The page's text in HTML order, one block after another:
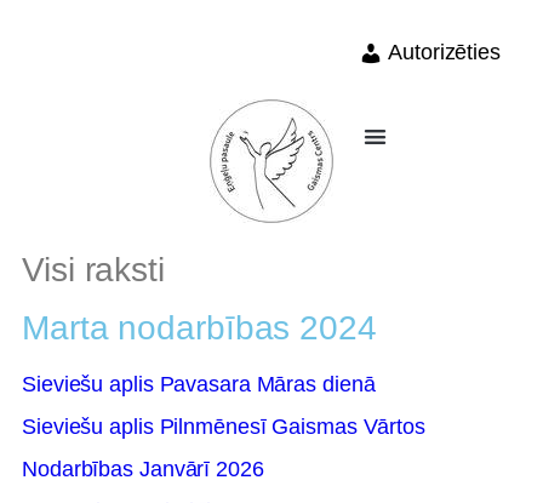
Autorizēties
Visi raksti
Marta nodarbības 2024
Sieviešu aplis Pavasara Māras dienā
Sieviešu aplis Pilnmēnesī Gaismas Vārtos
Nodarbības Janvārī 2026